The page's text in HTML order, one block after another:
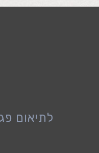
לתיאום